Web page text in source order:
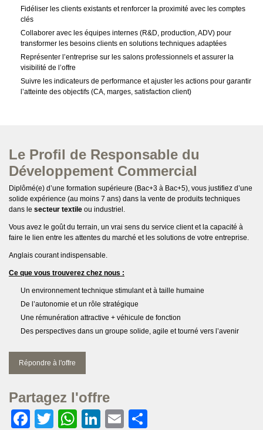
Fidéliser les clients existants et renforcer la proximité avec les comptes
clés
Collaborer avec les équipes internes (R&D, production, ADV) pour
transformer les besoins clients en solutions techniques adaptées
Représenter l’entreprise sur les salons professionnels et assurer la
visibilité de l’offre
Suivre les indicateurs de performance et ajuster les actions pour garantir
l’atteinte des objectifs (CA, marges, satisfaction client)
Le Profil de Responsable du
Développement Commercial
Diplômé(e) d’une formation supérieure (Bac+3 à Bac+5), vous justifiez d’une
solide expérience (au moins 7 ans) dans la vente de produits techniques
dans le secteur textile ou industriel.
Vous avez le goût du terrain, un vrai sens du service client et la capacité à
faire le lien entre les attentes du marché et les solutions de votre entreprise.
Anglais courant indispensable.
Ce que vous trouverez chez nous :
Un environnement technique stimulant et à taille humaine
De l’autonomie et un rôle stratégique
Une rémunération attractive + véhicule de fonction
Des perspectives dans un groupe solide, agile et tourné vers l’avenir
Répondre à l'offre
Partagez l'offre
Facebook
TwitterWhatsApp
LinkedIn
Email